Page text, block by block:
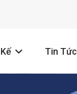
Tin Tức